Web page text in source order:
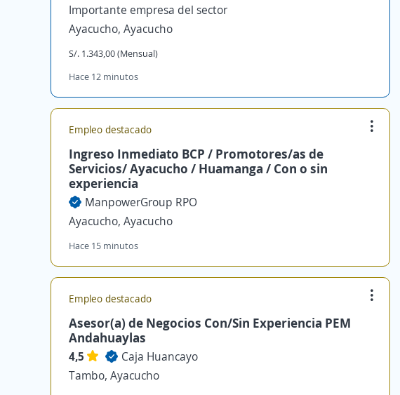
Importante empresa del sector
Ayacucho, Ayacucho
S/. 1.343,00 (Mensual)
Hace 12 minutos
Empleo destacado
Ingreso Inmediato BCP / Promotores/as de
Servicios/ Ayacucho / Huamanga / Con o sin
experiencia
ManpowerGroup RPO
Ayacucho, Ayacucho
Hace 15 minutos
Empleo destacado
Asesor(a) de Negocios Con/Sin Experiencia PEM
Andahuaylas
4,5
Caja Huancayo
Tambo, Ayacucho